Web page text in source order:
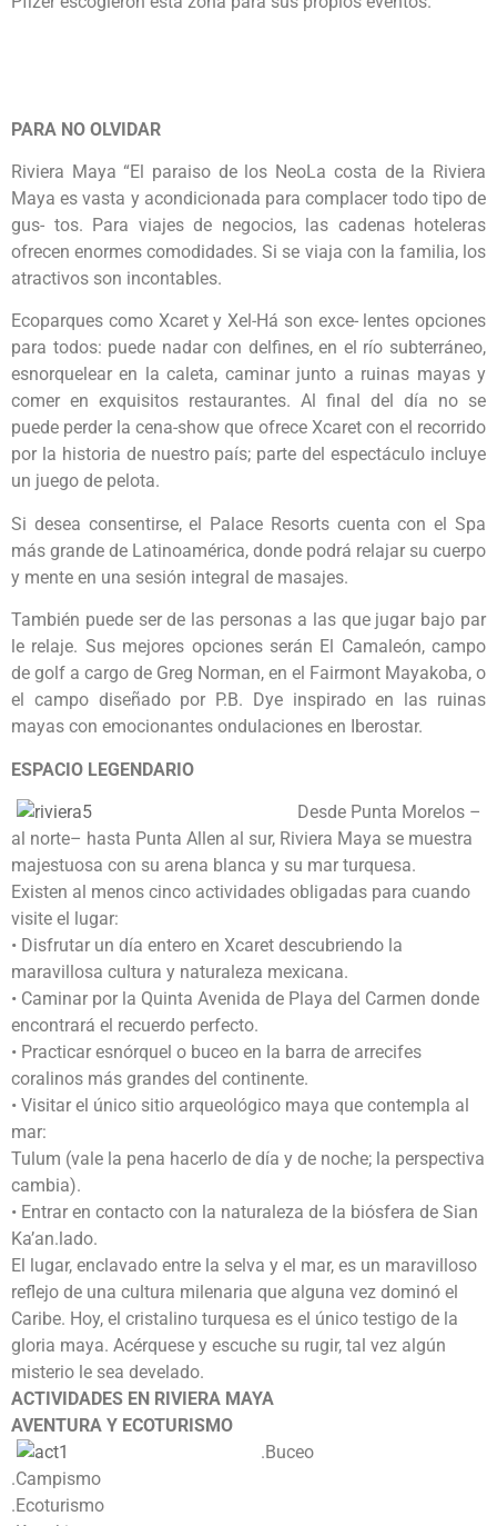
PARA NO OLVIDAR
Riviera Maya “El paraiso de los NeoLa costa de la Riviera
Maya es vasta y acondicionada para complacer todo tipo de
gus- tos. Para viajes de negocios, las cadenas hoteleras
ofrecen enormes comodidades. Si se viaja con la familia, los
atractivos son incontables.
Ecoparques como Xcaret y Xel-Há son exce- lentes opciones
para todos: puede nadar con delfines, en el río subterráneo,
esnorquelear en la caleta, caminar junto a ruinas mayas y
comer en exquisitos restaurantes. Al final del día no se
puede perder la cena-show que ofrece Xcaret con el recorrido
por la historia de nuestro país; parte del espectáculo incluye
un juego de pelota.
Si desea consentirse, el Palace Resorts cuenta con el Spa
más grande de Latinoamérica, donde podrá relajar su cuerpo
y mente en una sesión integral de masajes.
También puede ser de las personas a las que jugar bajo par
le relaje. Sus mejores opciones serán El Camaleón, campo
de golf a cargo de Greg Norman, en el Fairmont Mayakoba, o
el campo diseñado por P.B. Dye inspirado en las ruinas
mayas con emocionantes ondulaciones en Iberostar.
ESPACIO LEGENDARIO
Desde Punta Morelos –
al norte– hasta Punta Allen al sur, Riviera Maya se muestra
majestuosa con su arena blanca y su mar turquesa.
Existen al menos cinco actividades obligadas para cuando
visite el lugar:
• Disfrutar un día entero en Xcaret descubriendo la
maravillosa cultura y naturaleza mexicana.
• Caminar por la Quinta Avenida de Playa del Carmen donde
encontrará el recuerdo perfecto.
• Practicar esnórquel o buceo en la barra de arrecifes
coralinos más grandes del continente.
• Visitar el único sitio arqueológico maya que contempla al
mar:
Tulum (vale la pena hacerlo de día y de noche; la perspectiva
cambia).
• Entrar en contacto con la naturaleza de la biósfera de Sian
Ka’an.lado.
El lugar, enclavado entre la selva y el mar, es un maravilloso
reflejo de una cultura milenaria que alguna vez dominó el
Caribe. Hoy, el cristalino turquesa es el único testigo de la
gloria maya. Acérquese y escuche su rugir, tal vez algún
misterio le sea develado.
ACTIVIDADES EN RIVIERA MAYA
AVENTURA Y ECOTURISMO
.Buceo
.Campismo
.Ecoturismo